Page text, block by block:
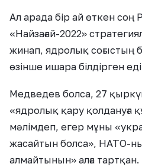
Ал арада бір ай өткен соң
«Найзағай-2022»
жинап, ядролық соғыстың
өзінше ишара білдірген
Медведев болса, 27
«ядролық қару қолдануға
мәлімдеп, егер мұны
жасайтын болса», НАТО-
алмайтынын» алға тартқан.